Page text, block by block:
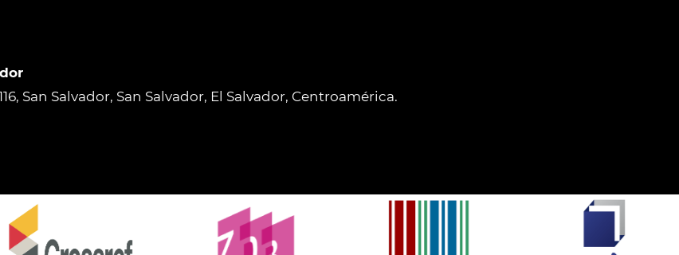
San Salvador, San Salvador, El Salvador, Centroamérica.